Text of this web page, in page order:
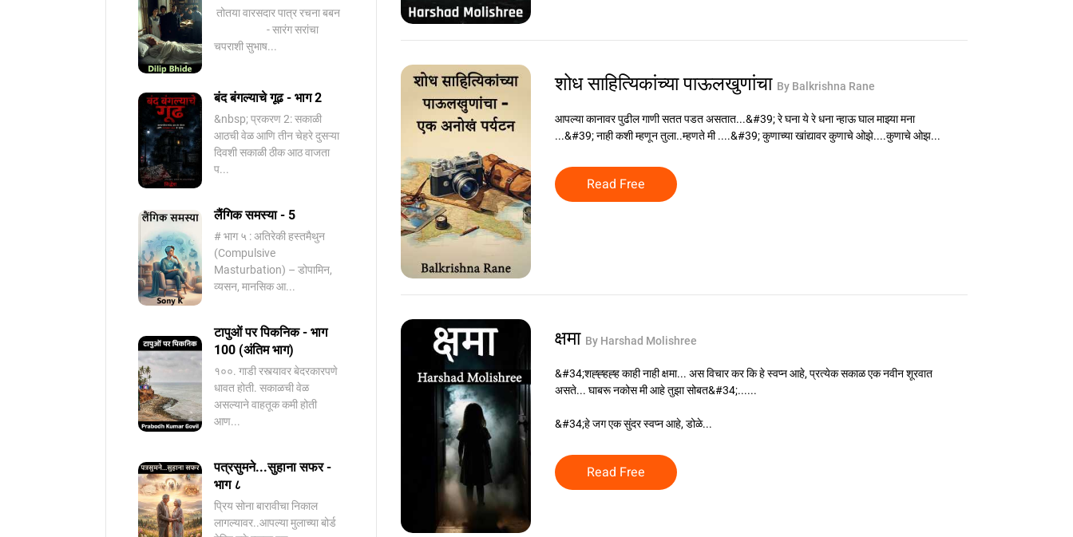
तोतया वारसदार पात्र रचना बबन
- सारंग सरांचा
चपराशी सुभाष...
बंद बंगल्याचे गूढ - भाग 2
&nbsp; प्रकरण 2: सकाळी
आठची वेळ आणि तीन चेहरे दुसऱ्या
दिवशी सकाळी ठीक आठ वाजता
प...
लैंगिक समस्या - 5
# भाग ५ : अतिरेकी हस्तमैथुन
(Compulsive
Masturbation) – डोपामिन,
व्यसन, मानसिक आ...
टापुओं पर पिकनिक - भाग
100 (अंतिम भाग)
१००. गाडी रस्त्यावर बेदरकारपणे
धावत होती. सकाळची वेळ
असल्याने वाहतूक कमी होती
आण...
पत्रसुमने...सुहाना सफर -
भाग ८
प्रिय सोना बारावीचा निकाल
लागल्यावर..आपल्या मुलाच्या बोर्ड
शोध साहित्यिकांच्या पाऊलखुणांचा By Balkrishna Rane
आपल्या कानावर पुढील गाणी सतत पडत असतात...&#39; रे घना ये रे धना न्हाऊ घाल माझ्या मना
...&#39; नाही कशी म्हणून तुला..म्हणते मी ....&#39; कुणाच्या खांद्यावर कुणाचे ओझे....कुणाचे ओझ...
Read Free
क्षमा By Harshad Molishree
&#34;शह्ह्हह्ह काही नाही क्षमा... अस विचार कर कि हे स्वप्न आहे, प्रत्येक सकाळ एक नवीन शूरवात
असते... घाबरू नकोस मी आहे तुझा सोबत&#34;......
&#34;हे जग एक सुंदर स्वप्न आहे, डोळे...
Read Free